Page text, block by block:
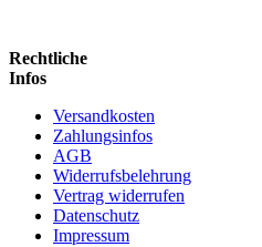
Rechtliche
Infos
Versandkosten
Zahlungsinfos
AGB
Widerrufsbelehrung
Vertrag widerrufen
Datenschutz
Impressum